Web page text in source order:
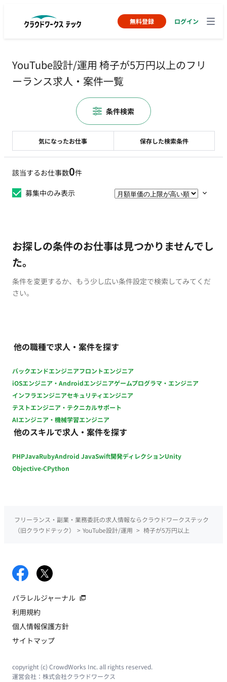
無料登録 ログイン
YouTube設計/運用 椅子が5万円以上のフリ
ーランス求人・案件一覧
該当するお仕事数0件
募集中のみ表示
お探しの条件のお仕事は見つかりませんでし
た。
条件を変更するか、もう少し広い条件設定で検索してみてくだ
さい。
他の職種で求人・案件を探す
バックエンドエンジニアフロントエンジニア
iOSエンジニア・Androidエンジニアゲームプログラマ・エンジニア
インフラエンジニアセキュリティエンジニア
テストエンジニア・テクニカルサポート
AIエンジニア・機械学習エンジニア
他のスキルで求人・案件を探す
PHPJavaRubyAndroid JavaSwift開発ディレクションUnity
Objective-CPython
気になったお仕事 保存した検索条件
条件検索
フリーランス・副業・業務委託の求人情報ならクラウドワークステック
（旧クラウドテック）
> YouTube設計/運用 > 椅子が5万円以上
パラレルジャーナル
利用規約
個人情報保護方針
サイトマップ
copyright (c) CrowdWorks Inc. all rights reserved.
運営会社： 株式会社クラウドワークス